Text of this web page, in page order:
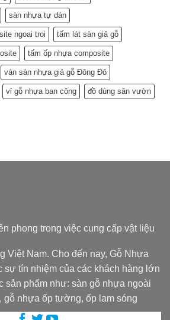
sàn nhựa tự dán
ngoai troi tấm lát sàn giả gỗ
tấm ốp nhựa composite
ván sàn nhựa giả gỗ Đông Đô
vỉ gỗ nhựa ban công đồ dùng sân vườn
phong trong việc cung cấp vật liệu
Việt Nam. Cho đến nay, Gỗ Nhựa
tín nhiệm của các khách hàng lớn
sản phẩm như: sàn gỗ nhựa ngoài
gỗ nhựa ốp tường, ốp lam sóng